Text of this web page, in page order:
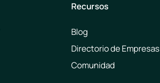
Recursos
Blog
Directorio de Empresas
Comunidad